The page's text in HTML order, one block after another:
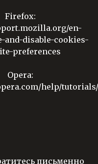
Firefox:
en-
and-disable-cookies-
preferences
Opera:
help/
письменно